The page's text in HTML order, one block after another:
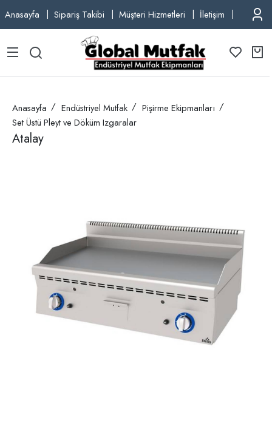
Anasayfa Sipariş Takibi Müşteri Hizmetleri İletişim TEL:
Anasayfa Endüstriyel Mutfak
Pişirme Ekipmanları
Set Üstü Pleyt ve Döküm Izgaralar
Atalay